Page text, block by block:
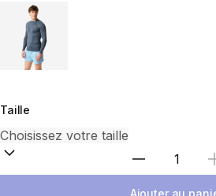
Choose a variant
Taille